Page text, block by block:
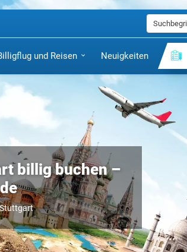
und Reisen Neuigkeiten
billig buchen –
Stuttgart